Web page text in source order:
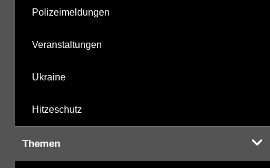
Polizeimeldungen
Veranstaltungen
Ukraine
Hitzeschutz
Themen